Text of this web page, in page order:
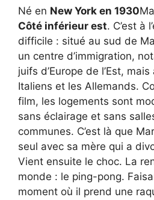
Né en New York en 1930
Côté inférieur est. C’est à
difficile : situé au sud de
un centre d’immigration,
juifs d’Europe de l’Est,
Italiens et les Allemands.
film, les logements sont
sans éclairage et sans
communes. C’est là que
seul avec sa mère qui a
Vient ensuite le choc. La
monde : le ping-pong.
moment où il prend une